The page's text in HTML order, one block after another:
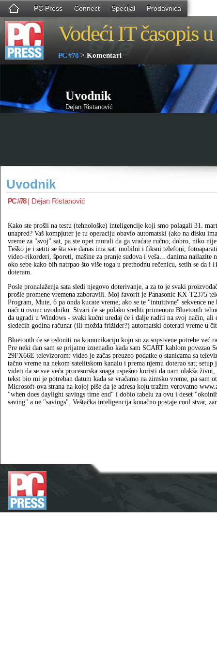
PC Press Connect Specijal Prodavnica
Vodeći IT časopis
PC #78 > Komentari
Uvodnik
Dejan Ristanović
Uvodnik
PC #78| Dejan Ristanović
Kako ste prošli na testu (tehnološke) inteligencije koji smo polagali 31.
unapred? Vaš kompjuter je tu operaciju obavio automatski (ako na disku
vreme za "svoj" sat, pa ste opet morali da ga vraćate ručno; dobro, niko
Teško je i setiti se šta sve danas ima sat: mobilni i fiksni telefoni,
video-rikorderi, šporeti, mašine za pranje sudova i veša... danima nailazite
oko sebe kako bih natrpao što više toga u prethodnu rečenicu, setih se da i
doteram.
Posle pronalaženja sata sledi njegovo doterivanje, a za to je svaki
prošle promene vremena zaboravili. Moj favorit je Panasonic KX-T2375
Program, Mute, 6 pa onda kucate vreme; ako se te "intuitivne" sekvence
naći u ovom uvodniku. Stvari će se polako srediti primenom Bluetooth
da ugradi u Windows - svaki kućni uređaj će i dalje raditi na svoj način, ali
sledećih godina računar (ili možda frižider?) automatski doterati vreme u
Bluetooth će se osloniti na komunikaciju koju su za sopstvene potrebe
Pre neki dan sam se prijatno iznenadio kada sam SCART kablom povezao
29FX66E televizorom: video je začas preuzeo podatke o stanicama sa
tačno vreme na nekom satelitskom kanalu i prema njemu doterao sat;
videti da se sve veća procesorska snaga uspešno koristi da nam olakša
tekst bio mi je potreban datum kada se vraćamo na zimsko vreme, pa sam
Microsoft-ova strana na kojoj piše da je adresa koju tražim verovatno
"when does daylight savings time end" i dobio tabelu za ovu i deset
saving" a ne "savings". Veštačka inteligencija konačno postaje cool stvar,